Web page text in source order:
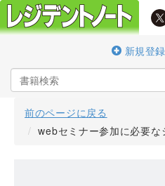
新規登録
前のページに戻る
webセミナー参加に必要な